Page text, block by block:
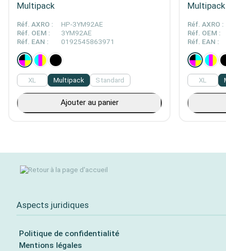
Multipack
Réf. AXRO :
HP-3YM92AE
Réf. OEM :
3YM92AE
Réf. EAN :
0192545863971
Standard
XL Multipack
Ajouter au panier
Multipack
Réf. AXRO :
Réf. OEM :
Réf. EAN :
XL
Aspects juridiques
Politique de confidentialité
Mentions légales